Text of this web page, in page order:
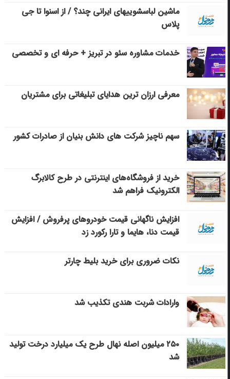
ماشین لباسشویی‎های ایرانی چند؟ / از اسنوا تا جی
پلاس
خدمات مشاوره سئو در تبریز + حرفه ای و تخصصی
معرفی ارزان ترین هدایای تبلیغاتی برای مشتریان
سهم ناچیز شرکت های دانش بنیان از صادرات کشور
خرید از فروشگاه‌های اینترنتی در طرح کالابرگ
الکترونیک فراهم شد
افزایش ناگهانی قیمت خودروهای پرفروش / افزایش
قیمت دنا، هایما و تارا رکورد زد
نکات ضروری برای خرید بلیط چارتر
وارادات شربت هندی تکذیب شد
۲۵۰ میلیون اصله نهال طرح یک میلیارد درخت تولید
شد